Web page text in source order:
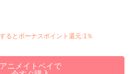
るとボーナスポイント還元:1％
アニメイトペイで